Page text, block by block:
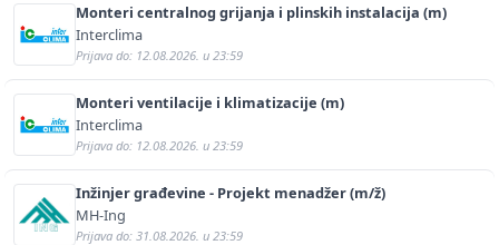
Monteri centralnog grijanja i plinskih instalacija (m)
Interclima
Prijava do: 12.08.2026. u 23:59
Monteri ventilacije i klimatizacije (m)
Interclima
Prijava do: 12.08.2026. u 23:59
Inžinjer građevine - Projekt menadžer (m/ž)
MH-Ing
Prijava do: 31.08.2026. u 23:59